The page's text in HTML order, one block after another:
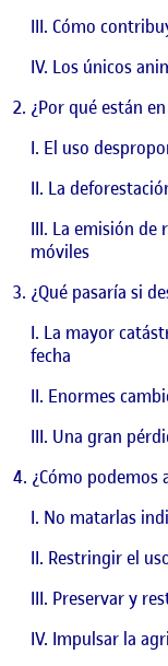
Cómo
Los únicos
¿Por qué están
El uso
La
La emisión de
móviles
¿Qué pasaría si
La mayor
fecha
Enormes
Una gran
¿Cómo podemos
No matarlas
Restringir el
Preservar y
Impulsar la